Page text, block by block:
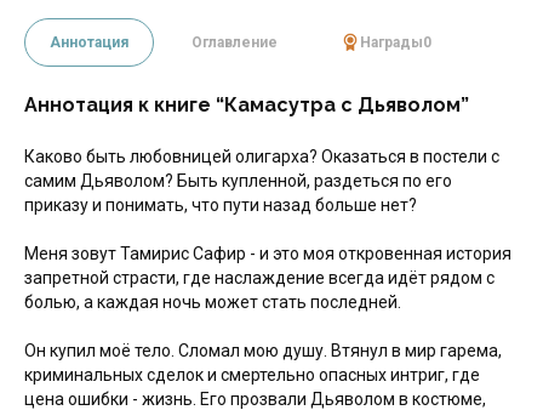
Аннотация Оглавление Награды0
Аннотация к книге “Камасутра с Дьяволом”
Каково быть любовницей олигарха? Оказаться в постели с
самим Дьяволом? Быть купленной, раздетьcя по его
приказу и понимать, что пути назад больше нет?
Меня зовут Тамирис Сафир - и это моя откровенная история
запретной страсти, где наслаждение всегда идёт рядом с
болью, а каждая ночь может стать последней.
Он купил моё тело. Сломал мою душу. Втянул в мир гарема,
криминальных сделок и смертельно опасных интриг, где
цена ошибки - жизнь. Его прозвали Дьяволом в костюме,